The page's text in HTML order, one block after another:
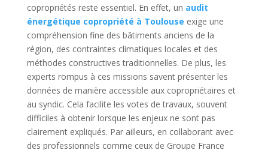
copropriétés reste essentiel. En effet, un audit
énergétique copropriété à Toulouse exige une
compréhension fine des bâtiments anciens de la
région, des contraintes climatiques locales et des
méthodes constructives traditionnelles. De plus, les
experts rompus à ces missions savent présenter les
données de manière accessible aux copropriétaires et
au syndic. Cela facilite les votes de travaux, souvent
difficiles à obtenir lorsque les enjeux ne sont pas
clairement expliqués. Par ailleurs, en collaborant avec
des professionnels comme ceux de Groupe France